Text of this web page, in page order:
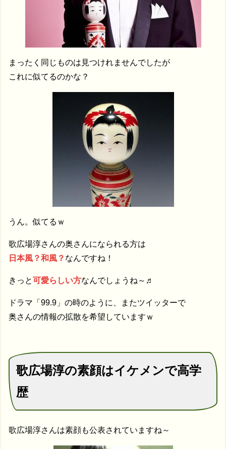
まったく同じものは見つけれませんでしたが
これに似てるのかな？
うん。似てるｗ
歌広場淳さんの奥さんになられる方は
日本風？和風？ なんですね！
きっと可愛らしい方なんでしょうね～♬
ドラマ「99.9」の時のように、またツイッターで
奥さんの情報の拡散を希望していますｗ
歌広場淳の素顔はイケメンで高学
歴
歌広場淳さんは素顔も公表されていますね～